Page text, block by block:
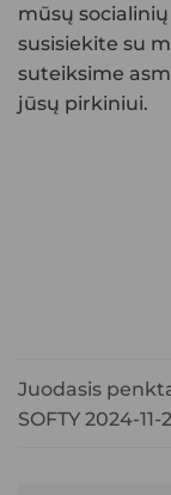
mūsų
susisiekite su
suteiksime
jūsų pirkiniui.
Juodasis
SOFTY 2024-11-